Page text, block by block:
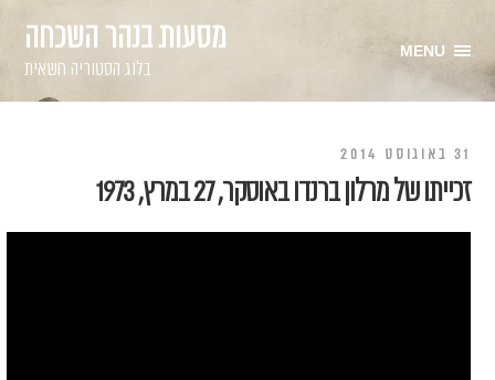
מסעות בנהר השכחה
בלוג הסטוריה חשאית
MENU
31 באוגוסט 2014
זכייתו של מרלון ברנדו באוסקר, 27 במרץ, 1973